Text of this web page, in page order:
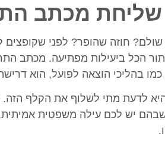
מכתב
חוזה שהופר? לפני
הכל ביעילות מפתיעה. מכתב
כמו בהליכי הוצאה לפועל, הוא
לדעת מתי לשלוף את הקלף הזה.
יש לכם עילה משפטית אמיתית,